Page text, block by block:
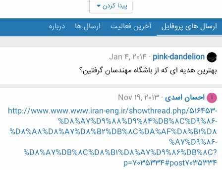
پیدا کردن
ارسال های پروفایل آخرین فعالیت ارسال ها درباره
pink-dandelion
Jan 4, 2014
بهترین هدیه ای که از باشگاه مهندسان گرفتین؟
ا احسان اسدی Nov 19, 2013
http://www.www.www.iran-eng.ir/showthread.php/516453-
%D8%A7%D9%88%D9%84%DB%8C%D9%86-
%D8%A8%D8%A7%D8%B2%DB%8C%DA%AF%D8%B1%D8
%A7%D9%86-
%D8%A7%DB%8C%D8%B1%D8%A7%D9%86%DB%8C?
p=7035334#post7035334